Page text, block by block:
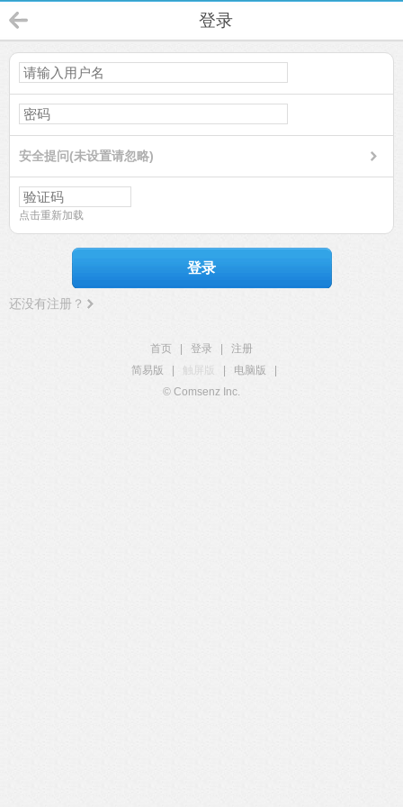
登录
安全提问(未设置请忽略)
点击重新加载
登录
还没有注册？
首页 登录
注册
简易版
触屏版 电脑版
© Comsenz Inc.